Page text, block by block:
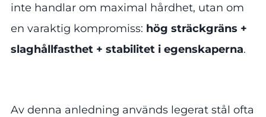
inte handlar om maximal hårdhet, utan om
en varaktig kompromiss: hög sträckgräns +
slaghållfasthet + stabilitet i egenskaperna.
Av denna anledning används legerat stål ofta